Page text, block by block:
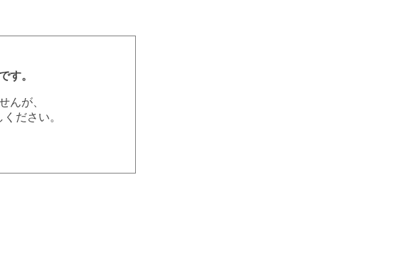
す。
んが、
ださい。